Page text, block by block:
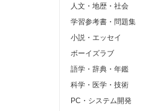
人文・地歴・社会
学習参考書・問題集
小説・エッセイ
ボーイズラブ
語学・辞典・年鑑
科学・医学・技術
PC・システム開発